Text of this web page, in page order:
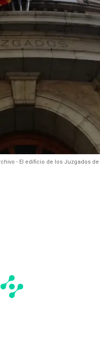
- El edificio de los Juzgados